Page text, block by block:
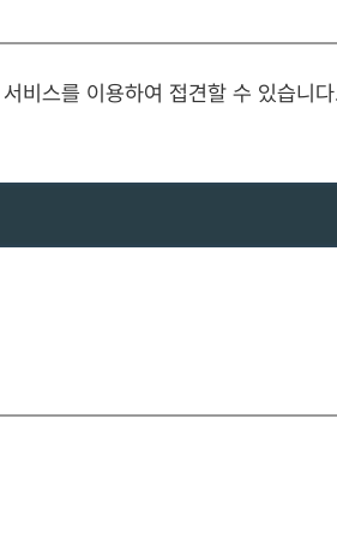
비스를 이용하여 접견할 수 있습니